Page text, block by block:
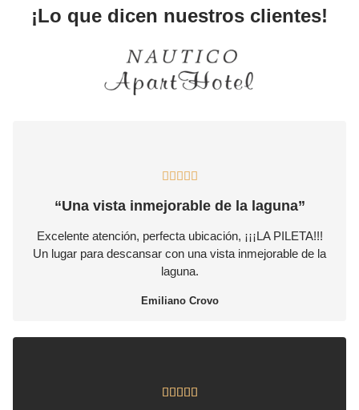
¡Lo que dicen nuestros clientes!
    
“Una vista inmejorable de la laguna”
Excelente atención, perfecta ubicación, ¡¡¡LA PILETA!!!
Un lugar para descansar con una vista inmejorable de la
laguna.
Emiliano Crovo
    